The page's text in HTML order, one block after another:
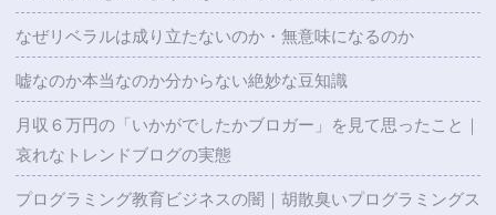
なぜリベラルは成り立たないのか・無意味になるのか
嘘なのか本当なのか分からない絶妙な豆知識
月収６万円の「いかがでしたかブロガー」を見て思ったこと｜
哀れなトレンドブログの実態
プログラミング教育ビジネスの闇｜胡散臭いプログラミングス